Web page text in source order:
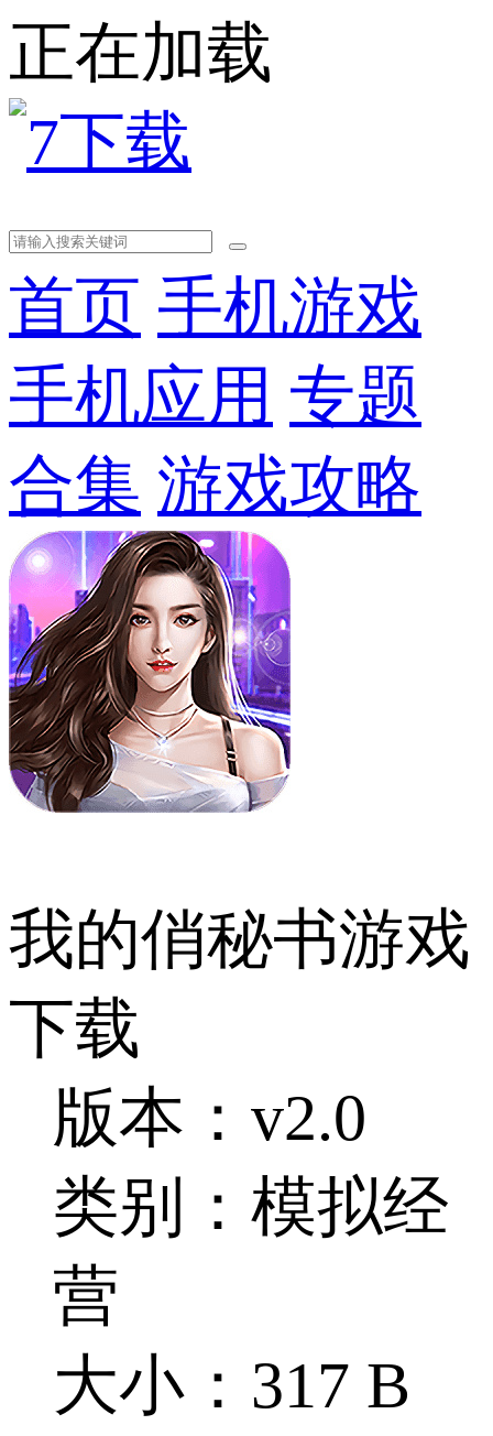
正在加载
首页 手机游戏
手机应用 专题
合集 游戏攻略
我的俏秘书游戏
下载
版本：v2.0
类别：模拟经
营
大小：317 B